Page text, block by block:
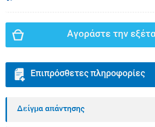
Αγοράστε την
Επιπρόσθετες πληροφορίες
Δείγμα απάντησης